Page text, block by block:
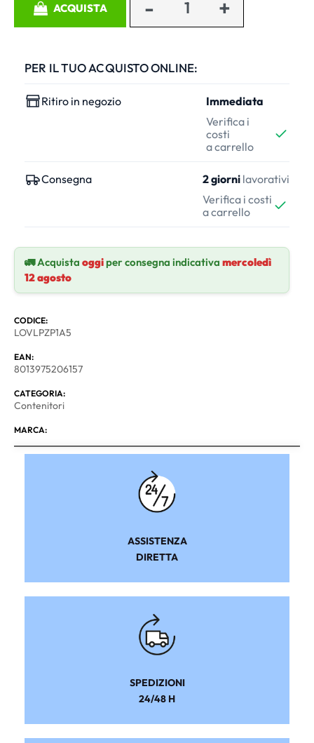
ACQUISTA
PER IL TUO ACQUISTO ONLINE:
Ritiro in negozio
Immediata
Verifica i
costi
a carrello
Consegna 2 giorni lavorativi
Verifica i costi
a carrello
🚛 Acquista oggiper consegna indicativa mercoledì
12 agosto
CODICE:
LOVLPZP1A5
EAN:
8013975206157
CATEGORIA:
Contenitori
MARCA:
ASSISTENZA
DIRETTA
SPEDIZIONI
24/48 H